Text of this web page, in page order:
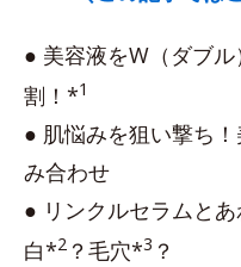
● 美容液をW（ダブ
割！*1
● 肌悩みを狙い撃ち
み合わせ
● リンクルセラムと
白*2 ？毛穴*3 ？